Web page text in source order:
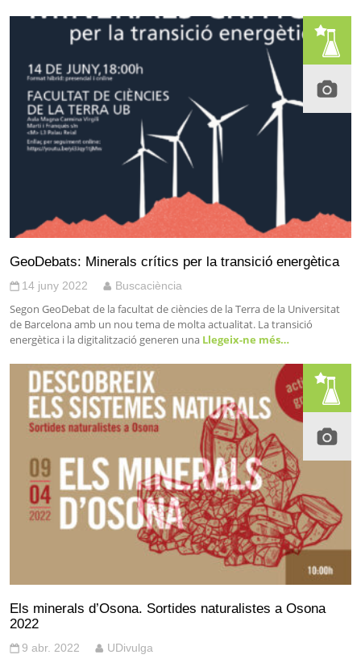
GeoDebats: Minerals crítics per la transició energètica
14 juny 2022 Buscaciència
Segon GeoDebat de la facultat de ciències de la Terra de la Universitat
de Barcelona amb un nou tema de molta actualitat. La transició
energètica i la digitalització generen una Llegeix-ne més…
Els minerals d’Osona. Sortides naturalistes a Osona
2022
9 abr. 2022 UDivulga